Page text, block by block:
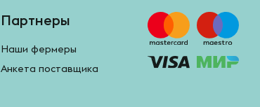
Партнеры
Наши фермеры
Анкета поставщика